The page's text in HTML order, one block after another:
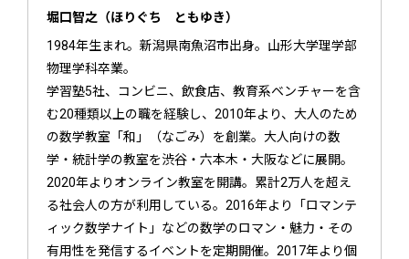
堀口智之（ほりぐち ともゆき）
1984年生まれ。新潟県南魚沼市出身。山形大学理学部
物理学科卒業。
学習塾5社、コンビニ、飲食店、教育系ベンチャーを含
む20種類以上の職を経験し、2010年より、大人のため
の数学教室「和」（なごみ）を創業。大人向けの数
学・統計学の教室を渋谷・六本木・大阪などに展開。
2020年よりオンライン教室を開講。累計2万人を超え
る社会人の方が利用している。2016年より「ロマンテ
ィック数学ナイト」などの数学のロマン・魅力・その
有用性を発信するイベントを定期開催。2017年より個